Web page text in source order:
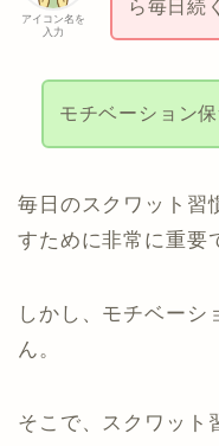
アイコン名を
入力
ら毎日続
モチベーション
毎日のスクワット習
すために非常に重要
しかし、モチベーシ
ん。
そこで、スクワット